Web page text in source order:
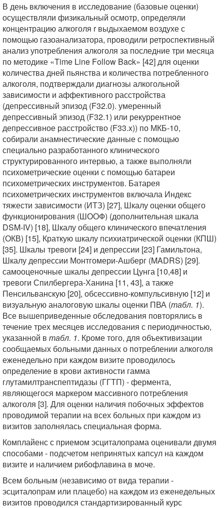
В день включения в исследование (базовые оценки)
осуществляли физикальный осмотр, определяли
концентрацию алкоголя r выдыхаемом воздухе с
помощью газоанализатора, проводили ретроспективный
анализ употребления алкоголя за последние три месяца
по методике «Time Line Follow Back» [42] для оценки
количества дней пьянства и количества потребленного
алкоголя, подтверждали диагнозы алкогольной
зависимости и аффективного расстройства
(депрессивный эпизод (F32.0). умеренный
депрессивный эпизод (F32.1) или рекуррентное
депрессивное расстройство (F33.x)) по МКБ-10,
собирали анамнестические данные с помощью
специально разработанного клинического
структурированного интервью, а также выполняли
психометрические оценки с помощью батареи
психометрических инструментов. Батарея
психометрических инструментов включала Индекс
тяжести зависимости (ИТЗ) [27], Шкалу оценки общего
функционирования (ШООФ) (дополнительная шкала
DSM-IV) [18], Шкалу общего клинического впечатления
(ОКВ) [15], Краткую шкалу психиатрической оценки (КПШ)
[35]. Шкалы тревоги [24] и депрессии [23] Гамильтона,
Шкалу депрессии Монтгомери-Ашберг (MADRS) [29].
самооценочные шкалы депрессии Цунга [10,48] и
тревоги Спилбергера-Ханина [11, 43], а также
Пенсильванскую [20], обсессивно-компульсивную [12] и
визуальную аналоговую шкалы оценки ПВА (табл. 1).
Все вышеприведенные обследования повторялись в
течение трех месяцев исследования с периодичностью,
указанной в табл. 1. Кроме того, для объективизации
сообщаемых больными данных о потреблении алкоголя
еженедельно при каждом визите проводилось
определение в крови активности гамма
глутамилтранспептидазы (ГГТП) - фермента,
являющегося маркером массивного потребления
алкоголя [3]. Для оценки наличия побочных эффектов
проводимой терапии на всех больных при каждом из
визитов заполнялась специальная форма.
Комплайенс с приемом эсциталопрама оценивали двумя
способами - подсчетом непринятых капсул на каждом
визите и наличием рибофлавина в моче.
Всем больным (независимо от вида терапии -
эсциталопрам или плацебо) на каждом из еженедельных
визитов проводился стандартизированный курс